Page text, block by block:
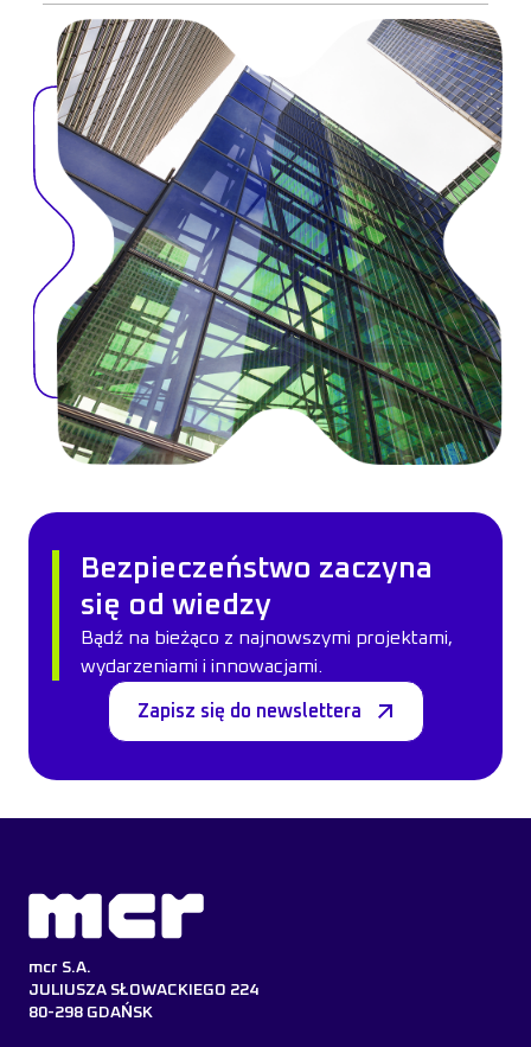
Bezpieczeństwo zaczyna
się od wiedzy
Bądź na bieżąco z najnowszymi projektami,
wydarzeniami i innowacjami.
Zapisz się do newslettera
mcr S.A.
JULIUSZA SŁOWACKIEGO 224
80-298 GDAŃSK